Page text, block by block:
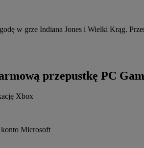
w grze Indiana Jones i Wielki Krąg.
przepustkę PC
Xbox
Microsoft